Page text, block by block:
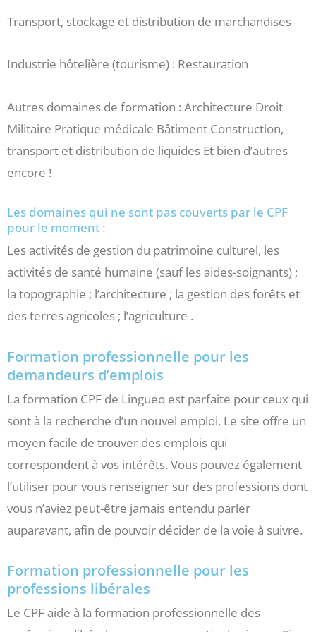
Transport, stockage et distribution de marchandises
Industrie hôtelière (tourisme) : Restauration
Autres domaines de formation : Architecture Droit
Militaire Pratique médicale Bâtiment Construction,
transport et distribution de liquides Et bien d’autres
encore !
Les domaines qui ne sont pas couverts par le CPF
pour le moment :
Les activités de gestion du patrimoine culturel, les
activités de santé humaine (sauf les aides-soignants) ;
la topographie ; l’architecture ; la gestion des forêts et
des terres agricoles ; l’agriculture .
Formation professionnelle pour les
demandeurs d’emplois
La formation CPF de Lingueo est parfaite pour ceux qui
sont à la recherche d’un nouvel emploi. Le site offre un
moyen facile de trouver des emplois qui
correspondent à vos intérêts. Vous pouvez également
l’utiliser pour vous renseigner sur des professions dont
vous n’aviez peut-être jamais entendu parler
auparavant, afin de pouvoir décider de la voie à suivre.
Formation professionnelle pour les
professions libérales
Le CPF aide à la formation professionnelle des